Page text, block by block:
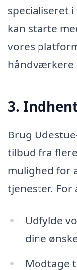
specialiseret
kan starte
vores
håndværkere
3.
Brug
tilbud fra
mulighed for
tjenester. For
Udfylde
dine
Modtage